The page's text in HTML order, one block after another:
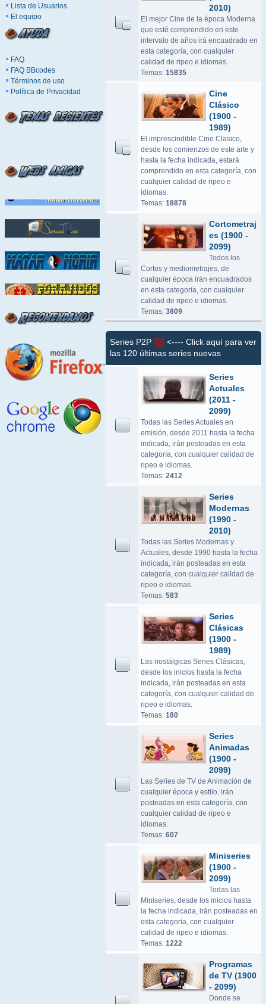
Lista de Usuarios
El equipo
FAQ
FAQ BBcodes
Términos de uso
Política de Privacidad
2010)
El mejor Cine de la época Moderna
que esté comprendido en este
intervalo de años irá encuadrado en
esta categoría, con cualquier
calidad de ripeo e idiomas.
Temas: 15835
Cine
Clásico
(1900 -
1989)
El imprescindible Cine Clasico,
desde los comienzos de este arte y
hasta la fecha indicada, estará
comprendido en esta categoría, con
cualquier calidad de ripeo e
idiomas.
Temas: 18878
Cortometraj
es (1900 -
2099)
Todos los
Cortos y mediometrajes, de
cualquier época irán encuadrados
en esta categoría, con cualquier
calidad de ripeo e idiomas.
Temas: 3809
Series P2P
<---- Click aquí para ver
las 120 últimas series nuevas
Series
Actuales
(2011 -
2099)
Todas las Series Actuales en
emisión, desde 2011 hasta la fecha
indicada, irán posteadas en esta
categoría, con cualquier calidad de
ripeo e idiomas.
Temas: 2412
Series
Modernas
(1990 -
2010)
Todas las Series Modernas y
Actuales, desde 1990 hasta la fecha
indicada, irán posteadas en esta
categoría, con cualquier calidad de
ripeo e idiomas.
Temas: 583
Series
Clásicas
(1900 -
1989)
Las nostálgicas Series Clásicas,
desde los inicios hasta la fecha
indicada, irán posteadas en esta
categoría, con cualquier calidad de
ripeo e idiomas.
Temas: 180
Series
Animadas
(1900 -
2099)
Las Series de TV de Animación de
cualquier época y estilo, irán
posteadas en esta categoría, con
cualquier calidad de ripeo e
idiomas.
Temas: 607
Miniseries
(1900 -
2099)
Todas las
Miniseries, desde los inicios hasta
la fecha indicada, irán posteadas en
esta categoría, con cualquier
calidad de ripeo e idiomas.
Temas: 1222
Programas
de TV (1900
- 2099)
Donde se